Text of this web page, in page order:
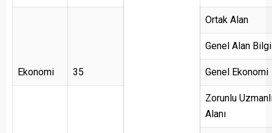
Ekonomi 35
Ortak Alan
Genel Alan
Genel Ekonomi
Zorunlu
Alanı